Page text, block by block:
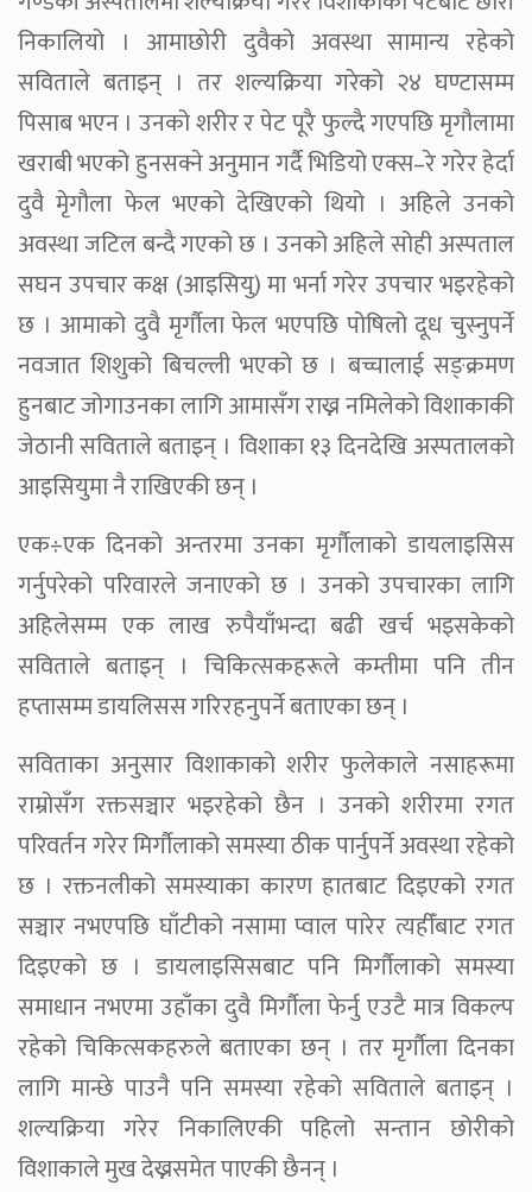
निकालियो । आमाछोरी दुवैको अवस्था सामान्य रहेको
सविताले बताइन् । तर शल्यक्रिया गरेको २४ घण्टासम्म
पिसाब भएन । उनको शरीर र पेट पूरै फुल्दै गएपछि मृगौलामा
खराबी भएको हुनसक्ने अनुमान गर्दै भिडियो एक्स–रे गरेर हेर्दा
दुवै मेृगौला फेल भएको देखिएको थियो । अहिले उनको
अवस्था जटिल बन्दै गएको छ । उनको अहिले सोही अस्पताल
सघन उपचार कक्ष (आइसियु) मा भर्ना गरेर उपचार भइरहेको
छ । आमाको दुवै मृर्गौला फेल भएपछि पोषिलो दूध चुस्नुपर्ने
नवजात शिशुको बिचल्ली भएको छ । बच्चालाई सङ्क्रमण
हुनबाट जोगाउनका लागि आमासँग राख्न नमिलेको विशाकाकी
जेठानी सविताले बताइन् । विशाका १३ दिनदेखि अस्पतालको
आइसियुमा नै राखिएकी छन् ।
एक÷एक दिनको अन्तरमा उनका मृर्गौलाको डायलाइसिस
गर्नुपरेको परिवारले जनाएको छ । उनको उपचारका लागि
अहिलेसम्म एक लाख रुपैयाँभन्दा बढी खर्च भइसकेको
सविताले बताइन् । चिकित्सकहरूले कम्तीमा पनि तीन
हप्तासम्म डायलिसस गरिरहनुपर्ने बताएका छन् ।
सविताका अनुसार विशाकाको शरीर फुलेकाले नसाहरूमा
राम्रोसँग रक्तसञ्चार भइरहेको छैन । उनको शरीरमा रगत
परिवर्तन गरेर मिर्गौलाको समस्या ठीक पार्नुपर्ने अवस्था रहेको
छ । रक्तनलीको समस्याका कारण हातबाट दिइएको रगत
सञ्चार नभएपछि घाँटीको नसामा प्वाल पारेर त्यहीँबाट रगत
दिइएको छ । डायलाइसिसबाट पनि मिर्गौलाको समस्या
समाधान नभएमा उहाँका दुवै मिर्गौला फेर्नु एउटै मात्र विकल्प
रहेको चिकित्सकहरुले बताएका छन् । तर मृर्गौला दिनका
लागि मान्छे पाउनै पनि समस्या रहेको सविताले बताइन् ।
शल्यक्रिया गरेर निकालिएकी पहिलो सन्तान छोरीको
विशाकाले मुख देख्नसमेत पाएकी छैनन् ।